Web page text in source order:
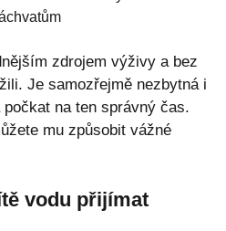
zdrojem výživy a bez
Je samozřejmě nezbytná i
na ten správný čas.
mu způsobit vážné
vodu přijímat